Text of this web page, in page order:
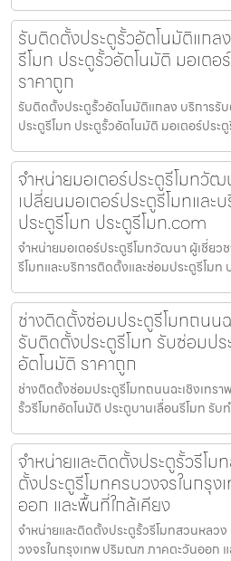
รับติดตั้งประตูรั้วอัตโนมัติแกล
รีโมท ประตูรั้วอัตโนมัติ มอเตอ
ราคาถูก
รับติดตั้งประตูรั้วอัตโนมัติแกลง บริการรั
ประตูรีโมท ประตูรั้วอัตโนมัติ มอเตอร์ประ
จำหน่ายมอเตอร์ประตูรีโมทวั
เปลี่ยนมอเตอร์ประตูรีโมทและ
ประตูรีโมท ประตูรีโมท.com
จำหน่ายมอเตอร์ประตูรีโมทวัฒนา ผู้เชี่ยว
รีโมทและบริการติดตั้งและซ่อมประตูรีโมท
ช่างติดตั้งซ่อมประตูรีโมทถนน
รับติดตั้งประตูรีโมท รับซ่อมปร
อัตโนมัติ ราคาถูก
ช่างติดตั้งซ่อมประตูรีโมทถนนฉะเชิงเทร
รั้วรีโมทอัตโนมัติ ประตูบานเลื่อนรีโมท รับ
จำหน่ายและติดตั้งประตูรั้วรีโ
ตั้งประตูรีโมทครบวงจรในกรุ
ออก และพื้นที่ใกล้เคียง
จำหน่ายและติดตั้งประตูรั้วรีโมทสวนหลว
วงจรในกรุงเทพ ปริมณฑ ภาคตะวันออก